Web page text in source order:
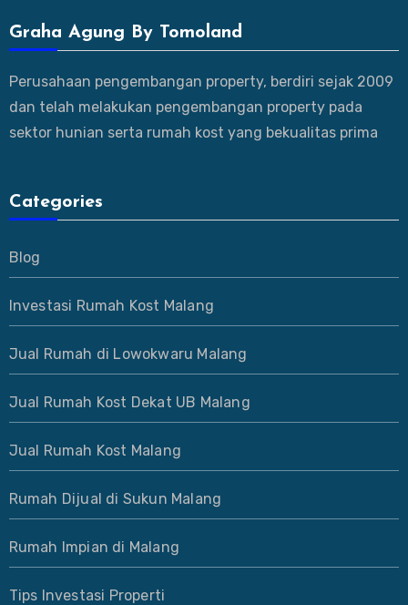
Graha Agung By Tomoland
Perusahaan pengembangan property, berdiri sejak 2009
dan telah melakukan pengembangan property pada
sektor hunian serta rumah kost yang bekualitas prima
Categories
Blog
Investasi Rumah Kost Malang
Jual Rumah di Lowokwaru Malang
Jual Rumah Kost Dekat UB Malang
Jual Rumah Kost Malang
Rumah Dijual di Sukun Malang
Rumah Impian di Malang
Tips Investasi Properti